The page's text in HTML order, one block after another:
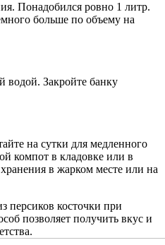
Понадобился ровно 1 литр.
больше по объему на
водой. Закройте банку
на сутки для медленного
компот в кладовке или в
в жарком месте или на
косточки при
позволяет получить вкус и